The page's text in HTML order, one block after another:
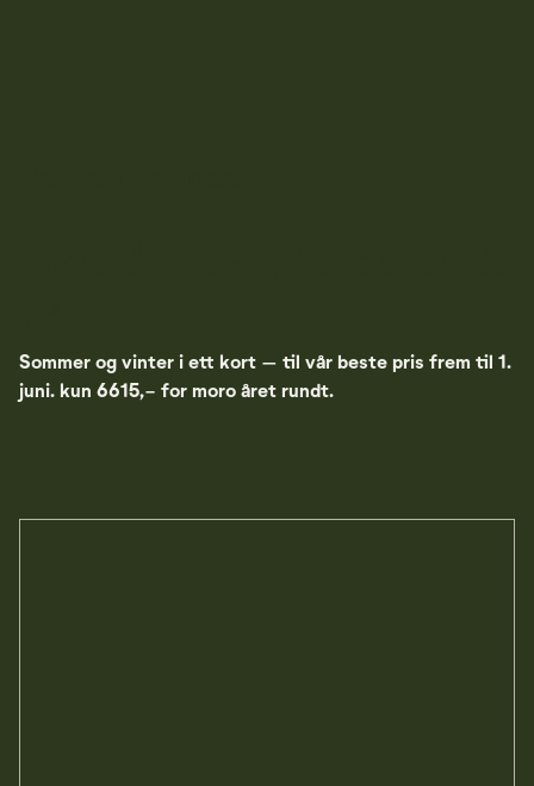
Sommer og vinter i ett kort – til vår beste pris frem til 1.
juni. kun 6615,- for moro året rundt.